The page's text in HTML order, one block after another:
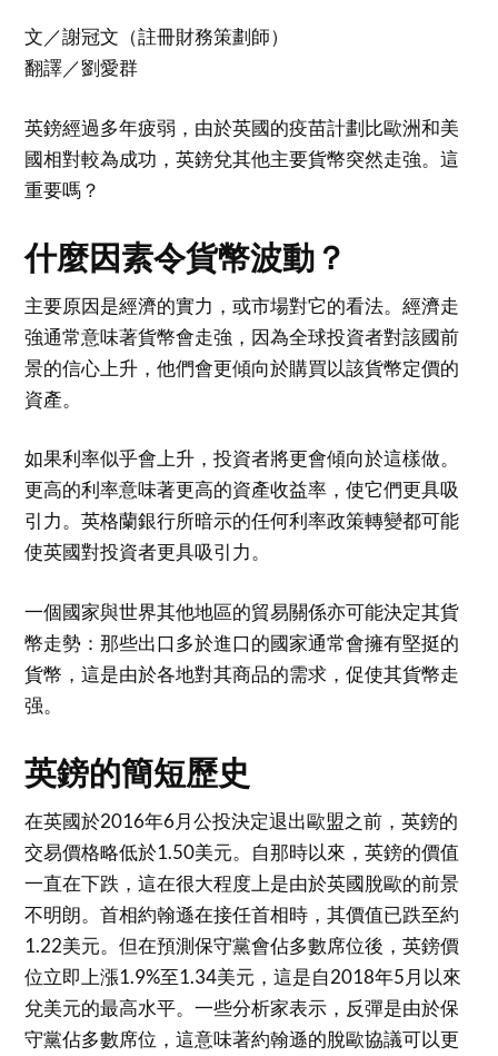
文／謝冠文（註冊財務策劃師）
翻譯／劉愛群
英鎊經過多年疲弱，由於英國的疫苗計劃比歐洲和美
國相對較為成功，英鎊兌其他主要貨幣突然走強。這
重要嗎？
什麼因素令貨幣波動？
主要原因是經濟的實力，或市場對它的看法。經濟走
強通常意味著貨幣會走強，因為全球投資者對該國前
景的信心上升，他們會更傾向於購買以該貨幣定價的
資產。
如果利率似乎會上升，投資者將更會傾向於這樣做。
更高的利率意味著更高的資產收益率，使它們更具吸
引力。英格蘭銀行所暗示的任何利率政策轉變都可能
使英國對投資者更具吸引力。
一個國家與世界其他地區的貿易關係亦可能決定其貨
幣走勢：那些出口多於進口的國家通常會擁有堅挺的
貨幣，這是由於各地對其商品的需求，促使其貨幣走
强。
英鎊的簡短歷史
在英國於2016年6月公投決定退出歐盟之前，英鎊的
交易價格略低於1.50美元。自那時以來，英鎊的價值
一直在下跌，這在很大程度上是由於英國脫歐的前景
不明朗。首相約翰遜在接任首相時，其價值已跌至約
1.22美元。但在預測保守黨會佔多數席位後，英鎊價
位立即上漲1.9%至1.34美元，這是自2018年5月以來
兌美元的最高水平。一些分析家表示，反彈是由於保
守黨佔多數席位，這意味著約翰遜的脫歐協議可以更